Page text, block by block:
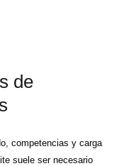
de
competencias y carga
suele ser necesario